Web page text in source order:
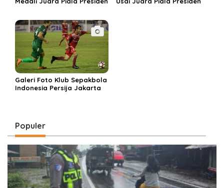
Galeri Foto Klub Sepakbola
Indonesia Persija Jakarta
Populer